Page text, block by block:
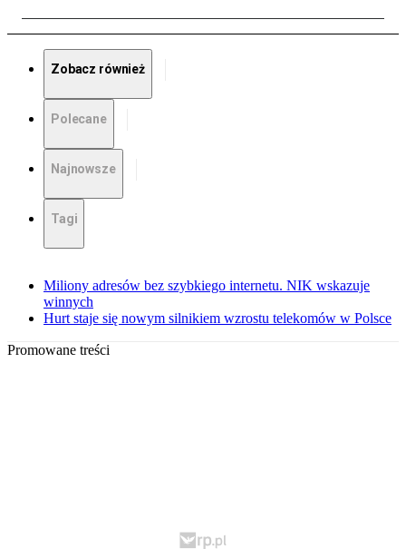
Zobacz również
Polecane
Najnowsze
Tagi
Miliony adresów bez szybkiego internetu. NIK wskazuje
winnych
Hurt staje się nowym silnikiem wzrostu telekomów w Polsce
Promowane treści